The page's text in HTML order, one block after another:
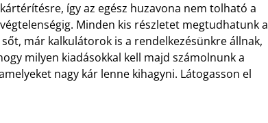
kártérítésre, így az egész huzavona nem tolható a
végtelenségig. Minden kis részletet megtudhatunk a
már kalkulátorok is a rendelkezésünkre állnak,
milyen kiadásokkal kell majd számolnunk a
nagy kár lenne kihagyni. Látogasson el